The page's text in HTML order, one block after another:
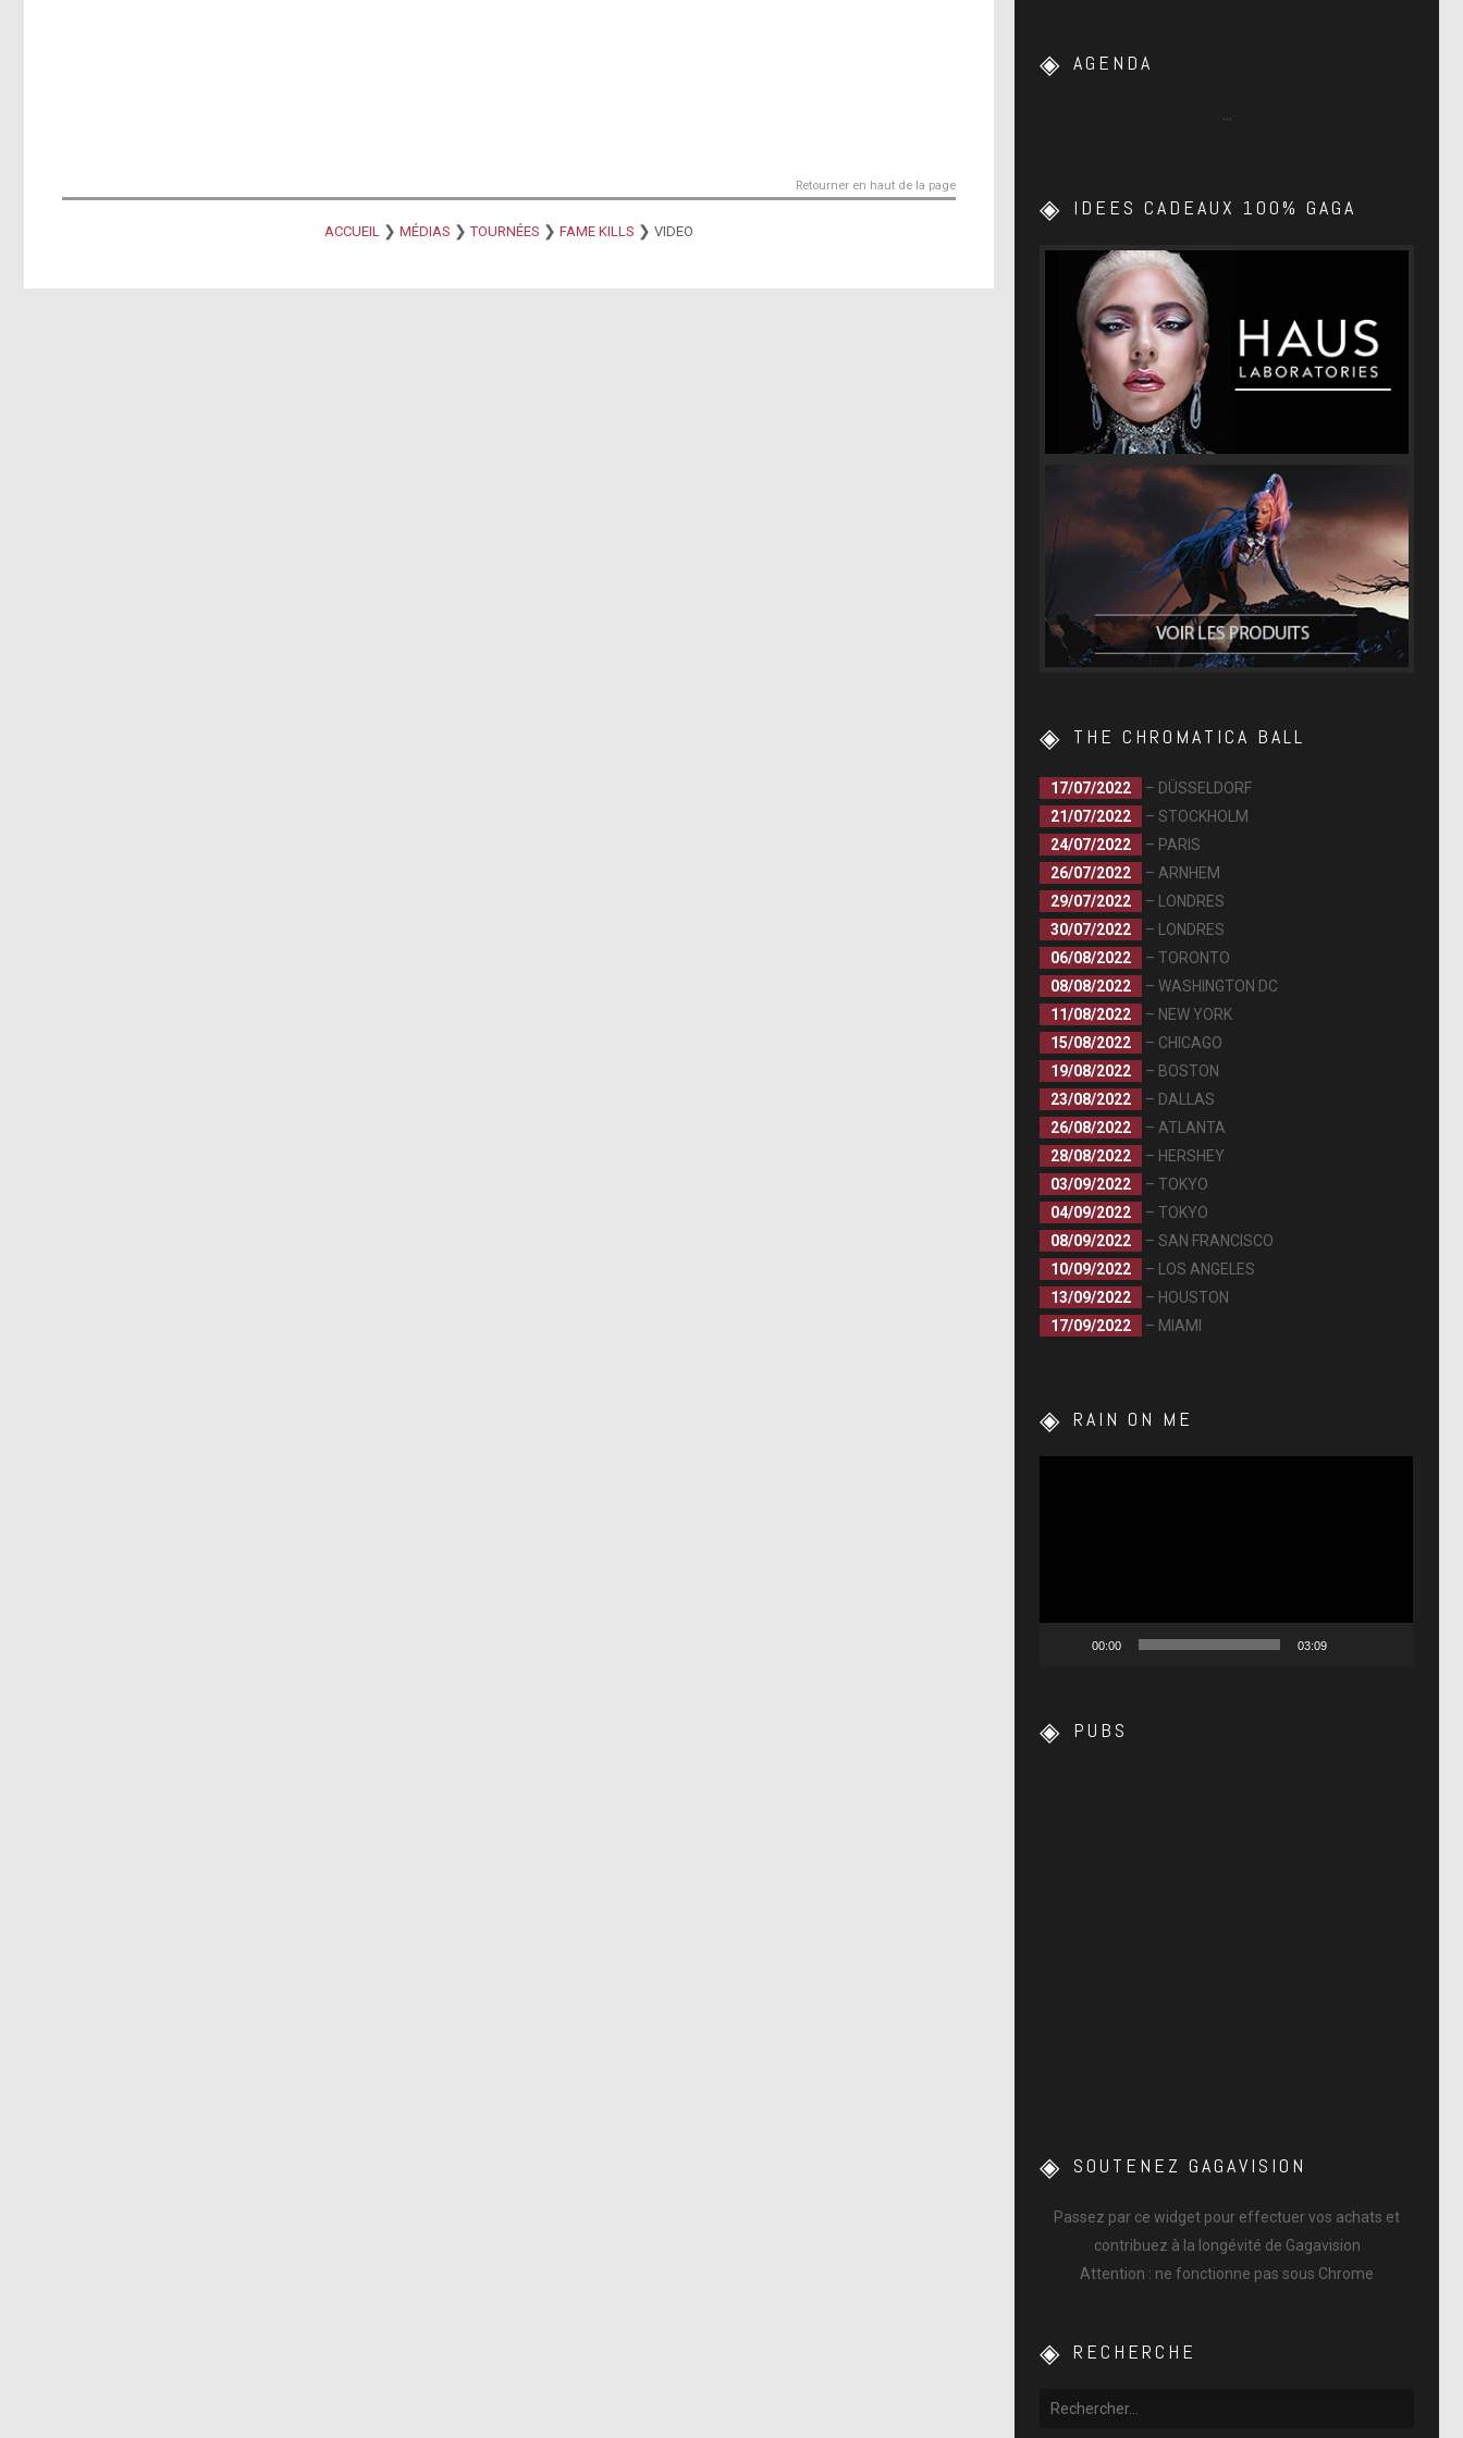
Retourner en haut de la page
ACCUEIL❯ MÉDIAS ❯TOURNÉES ❯ FAME KILLS ❯ VIDEO
AGENDA
IDEES CADEAUX 100% GAGA
THE CHROMATICA BALL
17/07/2022
– DÜSSELDORF
21/07/2022
– STOCKHOLM
24/07/2022
– PARIS
26/07/2022
– ARNHEM
29/07/2022
– LONDRES
30/07/2022
– LONDRES
06/08/2022
– TORONTO
08/08/2022
– WASHINGTON DC
11/08/2022
– NEW YORK
15/08/2022
– CHICAGO
19/08/2022
– BOSTON
23/08/2022
– DALLAS
26/08/2022
– ATLANTA
28/08/2022
– HERSHEY
03/09/2022
– TOKYO
04/09/2022
– TOKYO
08/09/2022
– SAN FRANCISCO
10/09/2022
– LOS ANGELES
13/09/2022
– HOUSTON
17/09/2022
– MIAMI
RAIN ON ME
00:00 03:09
PUBS
SOUTENEZ GAGAVISION
Passez par ce widget pour effectuer vos achats et
contribuez à la longévité de Gagavision
Attention : ne fonctionne pas sous Chrome
RECHERCHE